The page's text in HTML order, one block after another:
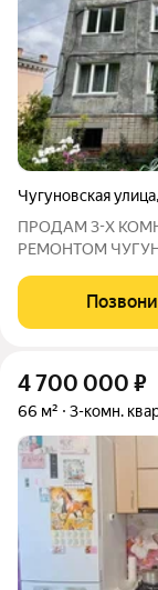
Чугуновская улица,
ПРОДАМ 3-Х
РЕМОНТОМ
факту этаж
косметическим
4 700 000 ₽
66 м² 3-комн.